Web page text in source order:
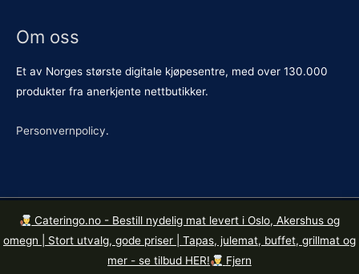
Cateringo.no - Bestill nydelig mat levert i Oslo, Akershus og
omegn | Stort utvalg, gode priser | Tapas, julemat, buffet, grillmat og
mer - se tilbud HER!
Fjern
Om oss
Et av Norges største digitale kjøpesentre, med over 130.000
produkter fra anerkjente nettbutikker.
Personvernpolicy.
Kopirett © 2026Butikkene.no. Org. nr. 921 615 426 MVA.
Mandalls gate 14, 0190 Oslo.